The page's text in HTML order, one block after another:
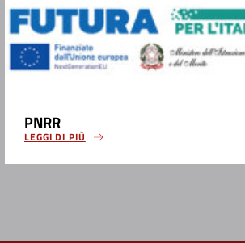
PNRR
LEGGI DI PIÙ